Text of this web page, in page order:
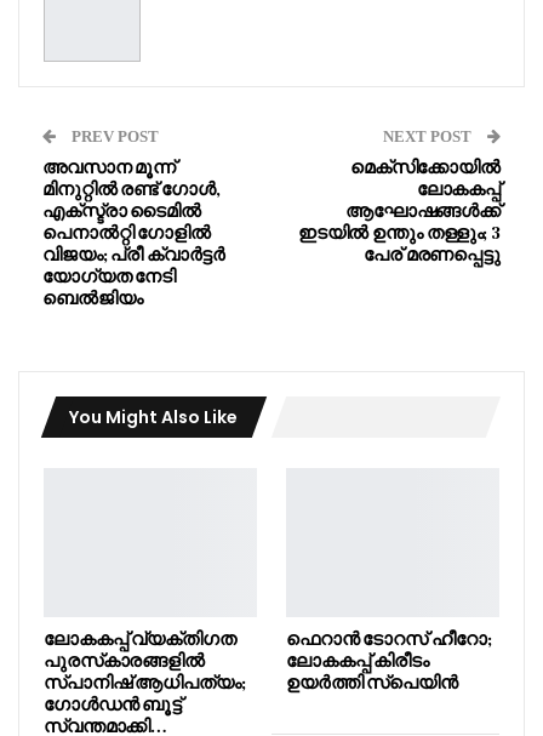
PREV POST
അവസാന മൂന്ന്
മിനുറ്റിൽ രണ്ട് ഗോൾ,
എക്സ്ട്രാ ടൈമിൽ
പെനാൽറ്റി ഗോളിൽ
വിജയം; പ്രീ ക്വാർട്ടർ
യോഗ്യത നേടി
ബെൽജിയം
NEXT POST
മെക്സിക്കോയിൽ
ലോകകപ്പ്
ആഘോഷങ്ങൾക്ക്
ഇടയിൽ ഉന്തും തള്ളും; 3
പേര് മരണപ്പെട്ടു
You Might Also Like
ലോകകപ്പ് വ്യക്തിഗത
പുരസ്‌കാരങ്ങളിൽ
സ്പാനിഷ് ആധിപത്യം;
ഗോൾഡൻ ബൂട്ട്
സ്വന്തമാക്കി…
ഫെറാൻ ടോറസ് ഹീറോ;
ലോകകപ്പ് കിരീടം
ഉയർത്തി സ്പെയിൻ